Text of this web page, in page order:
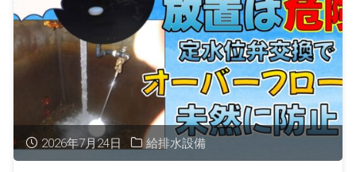
2026年7月24日 給排水設備